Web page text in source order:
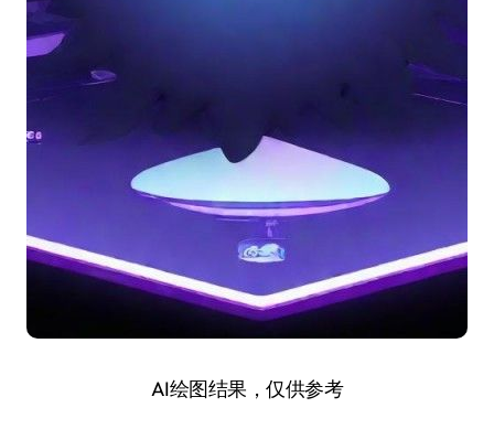
AI绘图结果，仅供参考